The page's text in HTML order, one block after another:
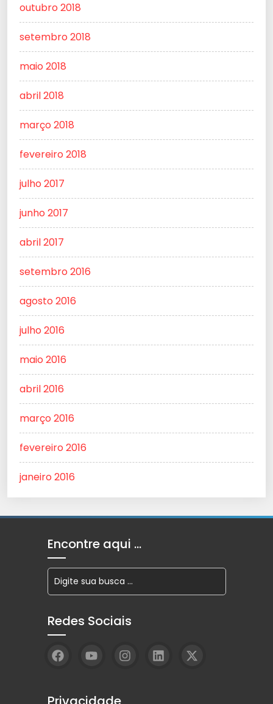
outubro 2018
setembro 2018
maio 2018
abril 2018
março 2018
fevereiro 2018
julho 2017
junho 2017
abril 2017
setembro 2016
agosto 2016
julho 2016
maio 2016
abril 2016
março 2016
fevereiro 2016
janeiro 2016
Encontre aqui …
Redes Sociais